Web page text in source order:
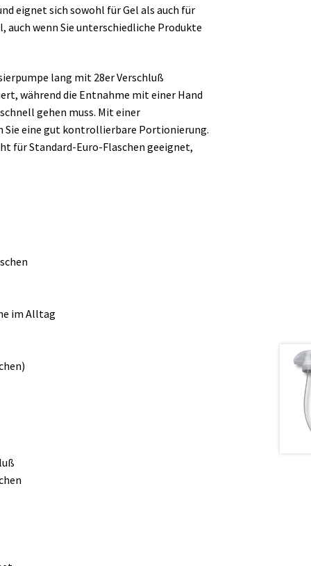
eignet sich sowohl für Gel als auch für
wenn Sie unterschiedliche Produkte
lang mit 28er Verschluß
während die Entnahme mit einer Hand
gehen muss. Mit einer
Sie eine gut kontrollierbare Portionierung.
für Standard-Euro-Flaschen geeignet,
im Alltag